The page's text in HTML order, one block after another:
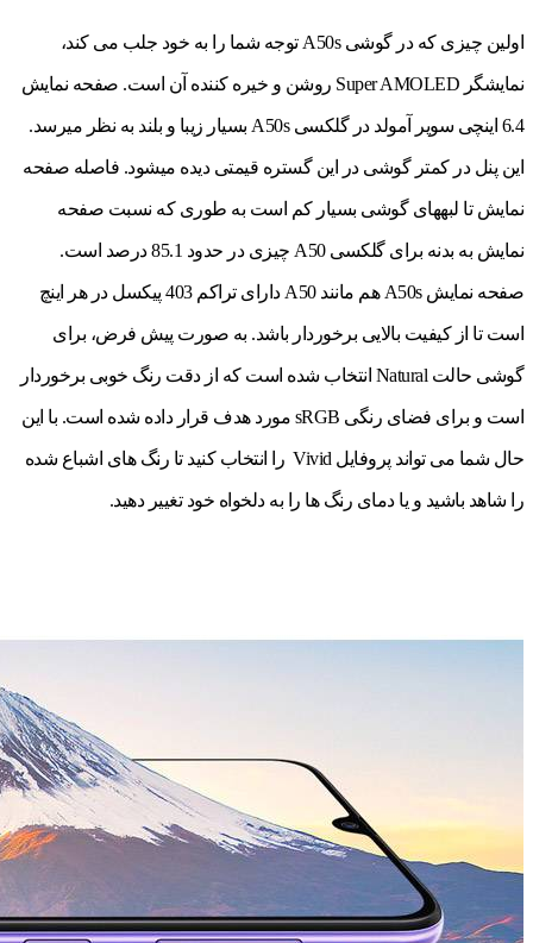
اولین چیزی که در گوشی A50s توجه شما را به خود جلب می کند،
نمایشگر Super AMOLED روشن و خیره کننده آن است. صفحه نمایش
6.4 اینچی سوپر آمولد در گلکسی A50s بسیار زیبا و بلند به نظر می‎رسد.
این پنل در کمتر گوشی در این گستره قیمتی دیده می‎شود. فاصله صفحه
نمایش تا لبه‎های گوشی بسیار کم است به طوری که نسبت صفحه
نمایش به بدنه برای گلکسی A50 چیزی در حدود 85.1 درصد است.
صفحه نمایش A50s هم مانند A50 دارای تراکم 403 پیکسل در هر اینچ
است تا از کیفیت بالایی برخوردار باشد. به صورت پیش فرض، برای
گوشی حالت Natural انتخاب شده است که از دقت رنگ خوبی برخوردار
است و برای فضای رنگی sRGB مورد هدف قرار داده شده است. با این
حال شما می تواند پروفایل Vivid را انتخاب کنید تا رنگ های اشباع شده
را شاهد باشید و یا دمای رنگ ها را به دلخواه خود تغییر دهید.